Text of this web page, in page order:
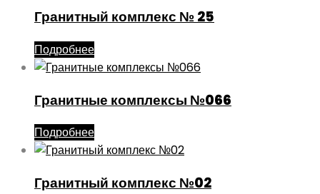
Гранитный комплекс № 25
Подробнее
Гранитные комплексы №066
Подробнее
Гранитный комплекс №02